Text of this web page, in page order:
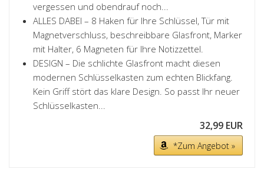
vergessen und obendrauf noch...
ALLES DABEI – 8 Haken für Ihre Schlüssel, Tür mit
Magnetverschluss, beschreibbare Glasfront, Marker
mit Halter, 6 Magneten für Ihre Notizzettel.
DESIGN – Die schlichte Glasfront macht diesen
modernen Schlüsselkasten zum echten Blickfang.
Kein Griff stört das klare Design. So passt Ihr neuer
Schlüsselkasten...
32,99 EUR
*Zum Angebot »